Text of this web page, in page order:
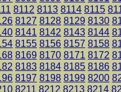
8112 8113 8114 8115
8127 8128 8129 8130
8141 8142 8143 8144
8155 8156 8157 8158
8169 8170 8171 8172
8183 8184 8185 8186
8197 8198 8199 8200
8211 8212 8213 8214